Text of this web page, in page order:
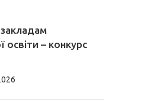
освіти – конкурс